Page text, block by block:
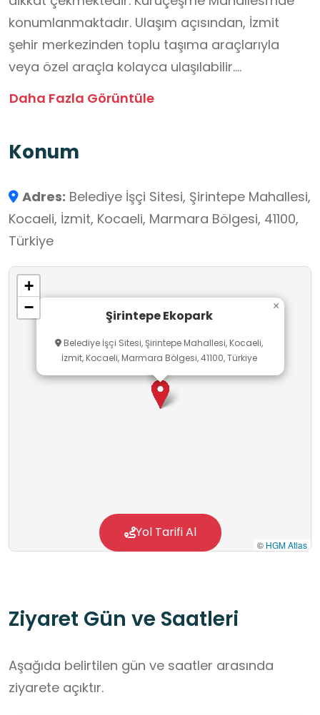
konumlanmaktadır. Ulaşım açısından, İzmit
şehir merkezinden toplu taşıma araçlarıyla
veya özel araçla kolayca ulaşılabilir.
Parkın Özellikleri ;
ekosistemi destekleyen ve doğal yaşamı
elektriğini üreten sistemleri ve geri dönüşüm
uygulamalarıyla çevre dostu bir yaklaşım
sergilemektedir.
Daha Fazla Görüntüle
Konum
Adres: Belediye İşçi Sitesi, Şirintepe Mahallesi,
Kocaeli, İzmit, Kocaeli, Marmara Bölgesi, 41100,
Türkiye
Şirintepe Ekopark
Belediye İşçi Sitesi, Şirintepe Mahallesi, Kocaeli,
İzmit, Kocaeli, Marmara Bölgesi, 41100, Türkiye
×
+
−
© HGM Atlas
Yol Tarifi Al
Ziyaret Gün ve Saatleri
Aşağıda belirtilen gün ve saatler arasında
ziyarete açıktır.